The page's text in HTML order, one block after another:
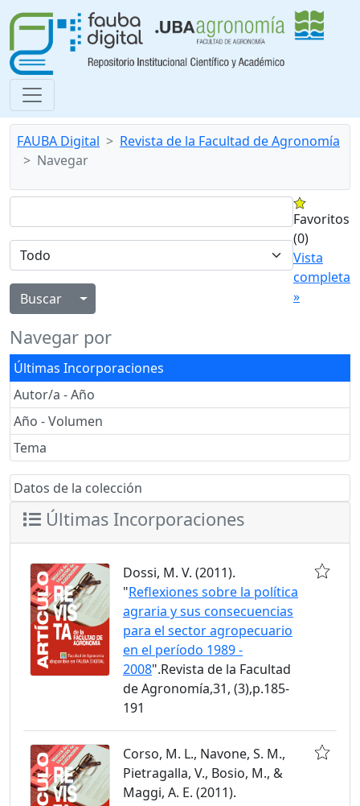
FAUBA Digital
Revista de la Facultad de Agronomía
Navegar
Alternar menú desplegable
Favoritos
(0)
Vista
completa
»
Navegar por
Últimas Incorporaciones
Autor/a - Año
Año - Volumen
Tema
Datos de la colección
Últimas Incorporaciones
Dossi, M. V. (2011).
"Reflexiones sobre la política
agraria y sus consecuencias
para el sector agropecuario
en el período 1989 -
2008".Revista de la Facultad
de Agronomía,31, (3),p.185-
191
Corso, M. L., Navone, S. M.,
Pietragalla, V., Bosio, M., &
Maggi, A. E. (2011).